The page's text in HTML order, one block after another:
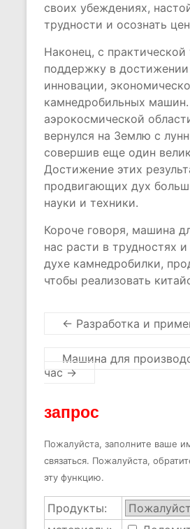
своих убеждениях,
трудности и осознать
Наконец, с
поддержку в достижении
инновации,
камнедробильных
аэрокосмической
вернулся на Землю с
совершив еще один
Достижение этих
продвигающих дух
науки и техники.
Короче говоря, машина
нас расти в трудностях
духе камнедробилки,
чтобы реализовать
← Разработка и
Машина для
час →
запрос
Пожалуйста, заполните ваше
связаться. Пожалуйста,
эту функцию.
Продукты: